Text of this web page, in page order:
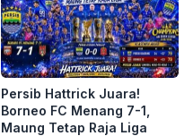
Persib Hattrick Juara!
Borneo FC Menang 7-1,
Maung Tetap Raja Liga